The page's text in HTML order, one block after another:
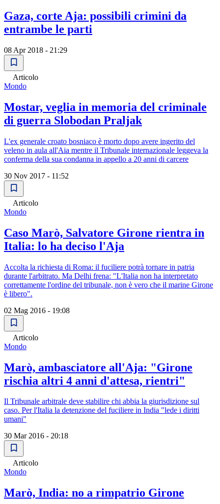
Gaza, corte Aja: possibili crimini da
entrambe le parti
08 Apr 2018 - 21:29
Articolo
Mondo
Mostar, veglia in memoria del criminale
di guerra Slobodan Praljak
L'ex generale croato bosniaco è morto dopo avere ingerito del
veleno in aula all'Aia mentre il Tribunale internazionale leggeva la
conferma della sua condanna in appello a 20 anni di carcere
30 Nov 2017 - 11:52
Articolo
Mondo
Caso Marò, Salvatore Girone rientra in
Italia: lo ha deciso l'Aja
Accolta la richiesta di Roma: il fuciliere potrà tornare in patria
durante l'arbitrato. Ma Delhi frena: "L'Italia non ha interpretato
correttamente l'ordine del tribunale, non è vero che il marine Girone
è libero".
02 Mag 2016 - 19:08
Articolo
Mondo
Marò, ambasciatore all'Aja: "Girone
rischia altri 4 anni d'attesa, rientri"
Il Tribunale arbitrale deve stabilire chi abbia la giurisdizione sul
caso. Per l'Italia la detenzione del fuciliere in India "lede i diritti
umani"
30 Mar 2016 - 20:18
Articolo
Mondo
Marò, India: no a rimpatrio Girone